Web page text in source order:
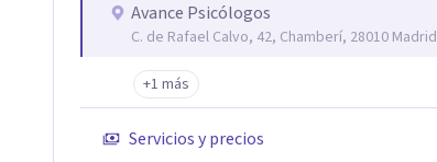
Avance Psicólogos
C. de Rafael Calvo, 42, Chamberí, 28010 Madrid
+1 más
Servicios y precios